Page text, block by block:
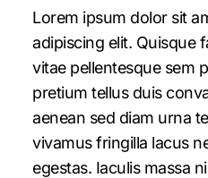
Lorem ipsum dolor sit
adipiscing elit. Quisque
vitae pellentesque sem
pretium tellus duis
aenean sed diam urna
vivamus fringilla lacus
egestas. Iaculis massa